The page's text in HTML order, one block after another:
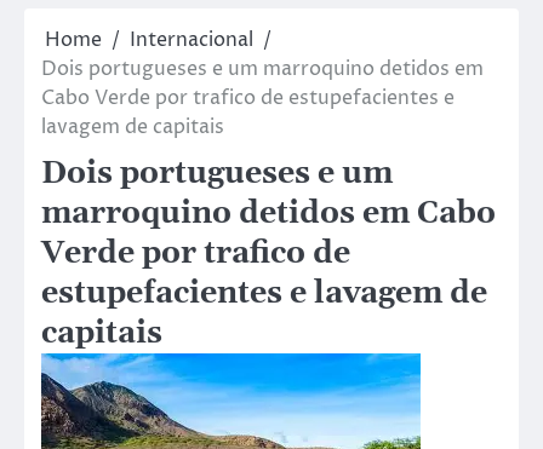
Home
Internacional
Dois portugueses e um marroquino detidos em
Cabo Verde por trafico de estupefacientes e
lavagem de capitais
Dois portugueses e um
marroquino detidos em Cabo
Verde por trafico de
estupefacientes e lavagem de
capitais